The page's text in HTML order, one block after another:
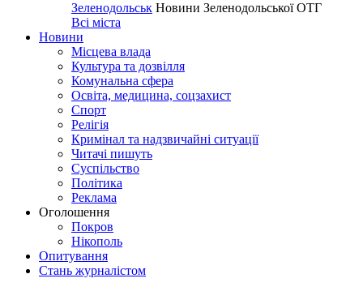
Зеленодольськ Новини Зеленодольської ОТГ
Всі міста
Новини
Місцева влада
Культура та дозвілля
Комунальна сфера
Освіта, медицина, соцзахист
Спорт
Релігія
Кримінал та надзвичайні ситуації
Читачі пишуть
Суспільство
Політика
Реклама
Оголошення
Покров
Нікополь
Опитування
Стань журналістом